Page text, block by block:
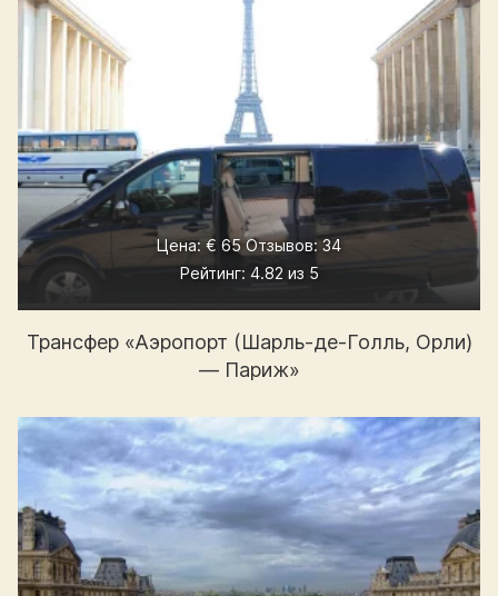
Цена: € 65 Отзывов: 34
Рейтинг: 4.82 из 5
Трансфер «Аэропорт (Шарль-де-Голль, Орли)
— Париж»